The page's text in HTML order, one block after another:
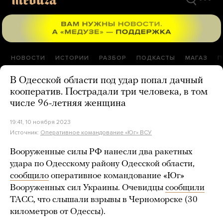
НОВОСТИ ИСТОРИИ РАЗБОР ПОДКАСТЫ МАГАЗ
В Одесской области под удар попал дачный
кооператив. Пострадали три человека, в том
числе 96-летняя женщина
19:41, 10 ноября 2023
Источник: Оперативное командование «Юг» ВСУ
Вооруженные силы РФ нанесли два ракетных
удара по Одесскому району Одесской области,
сообщило оперативное командование «Юг»
Вооруженных сил Украины. Очевидцы сообщили
ТАСС, что слышали взрывы в Черноморске (30
километров от Одессы).